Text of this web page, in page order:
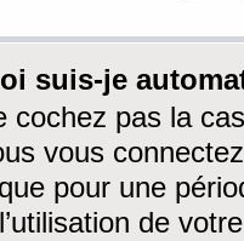
suis-je
cochez pas la
vous
pour une
de